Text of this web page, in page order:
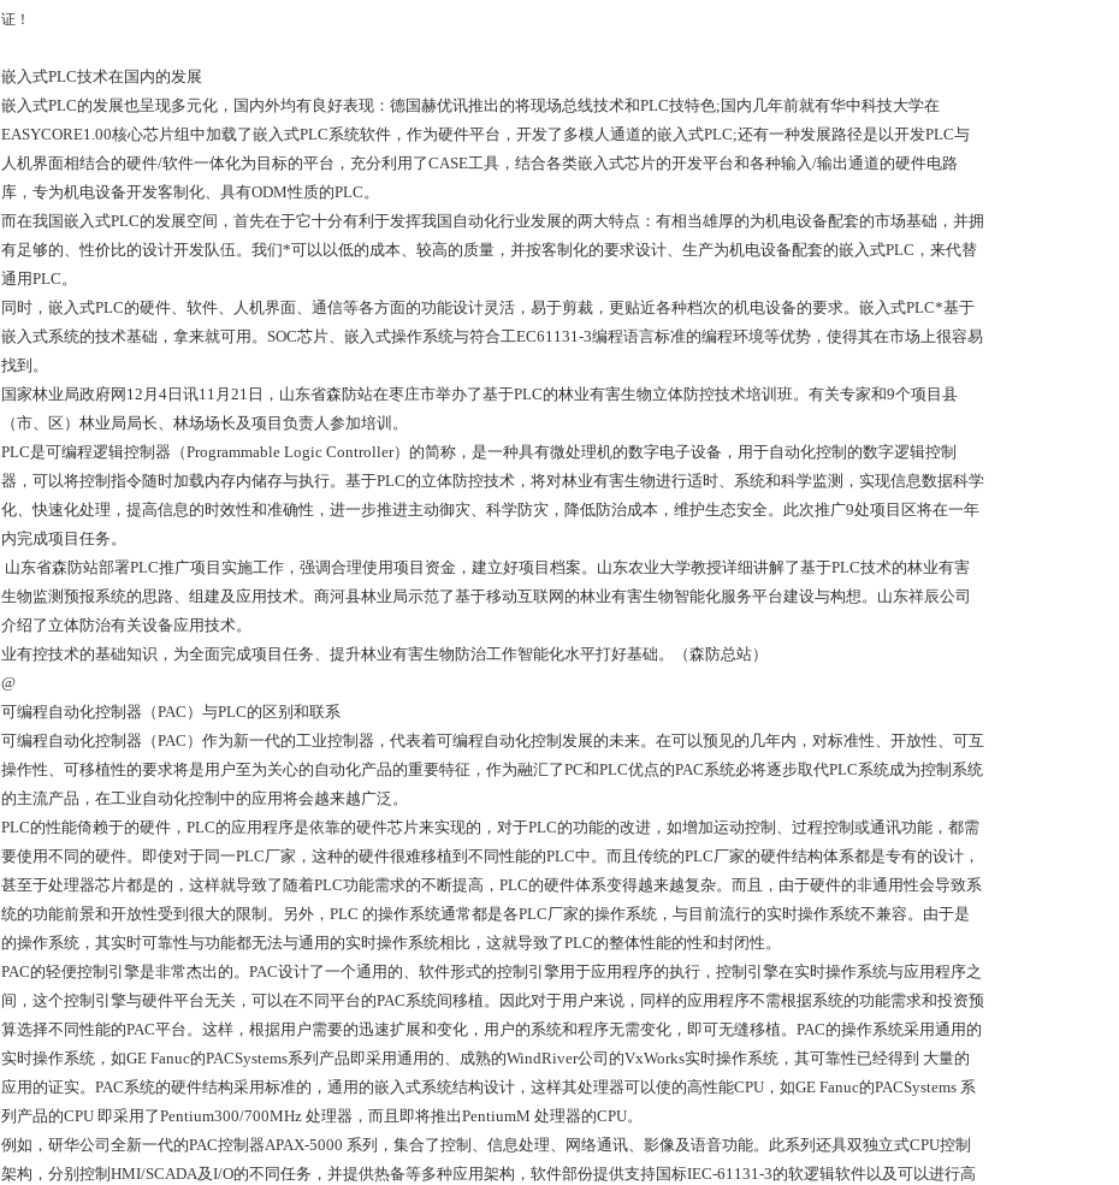
证！
嵌入式PLC技术在国内的发展
嵌入式PLC的发展也呈现多元化，国内外均有良好表现：德国赫优讯推出的将现场总线技术和PLC技特色;国内几年前就有华中科技大学在
EASYCORE1.00核心芯片组中加载了嵌入式PLC系统软件，作为硬件平台，开发了多模人通道的嵌入式PLC;还有一种发展路径是以开发PLC与
人机界面相结合的硬件/软件一体化为目标的平台，充分利用了CASE工具，结合各类嵌入式芯片的开发平台和各种输入/输出通道的硬件电路
库，专为机电设备开发客制化、具有ODM性质的PLC。
而在我国嵌入式PLC的发展空间，首先在于它十分有利于发挥我国自动化行业发展的两大特点：有相当雄厚的为机电设备配套的市场基础，并拥
有足够的、性价比的设计开发队伍。我们*可以以低的成本、较高的质量，并按客制化的要求设计、生产为机电设备配套的嵌入式PLC，来代替
通用PLC。
同时，嵌入式PLC的硬件、软件、人机界面、通信等各方面的功能设计灵活，易于剪裁，更贴近各种档次的机电设备的要求。嵌入式PLC*基于
嵌入式系统的技术基础，拿来就可用。SOC芯片、嵌入式操作系统与符合工EC61131-3编程语言标准的编程环境等优势，使得其在市场上很容易
找到。
国家林业局政府网12月4日讯11月21日，山东省森防站在枣庄市举办了基于PLC的林业有害生物立体防控技术培训班。有关专家和9个项目县
（市、区）林业局局长、林场场长及项目负责人参加培训。
PLC是可编程逻辑控制器（Programmable Logic Controller）的简称，是一种具有微处理机的数字电子设备，用于自动化控制的数字逻辑控制
器，可以将控制指令随时加载内存内储存与执行。基于PLC的立体防控技术，将对林业有害生物进行适时、系统和科学监测，实现信息数据科学
化、快速化处理，提高信息的时效性和准确性，进一步推进主动御灾、科学防灾，降低防治成本，维护生态安全。此次推广9处项目区将在一年
内完成项目任务。
山东省森防站部署PLC推广项目实施工作，强调合理使用项目资金，建立好项目档案。山东农业大学教授详细讲解了基于PLC技术的林业有害
生物监测预报系统的思路、组建及应用技术。商河县林业局示范了基于移动互联网的林业有害生物智能化服务平台建设与构想。山东祥辰公司
介绍了立体防治有关设备应用技术。
业有控技术的基础知识，为全面完成项目任务、提升林业有害生物防治工作智能化水平打好基础。（森防总站）
@
可编程自动化控制器（PAC）与PLC的区别和联系
可编程自动化控制器（PAC）作为新一代的工业控制器，代表着可编程自动化控制发展的未来。在可以预见的几年内，对标准性、开放性、可互
操作性、可移植性的要求将是用户至为关心的自动化产品的重要特征，作为融汇了PC和PLC优点的PAC系统必将逐步取代PLC系统成为控制系统
的主流产品，在工业自动化控制中的应用将会越来越广泛。
PLC的性能倚赖于的硬件，PLC的应用程序是依靠的硬件芯片来实现的，对于PLC的功能的改进，如增加运动控制、过程控制或通讯功能，都需
要使用不同的硬件。即使对于同一PLC厂家，这种的硬件很难移植到不同性能的PLC中。而且传统的PLC厂家的硬件结构体系都是专有的设计，
甚至于处理器芯片都是的，这样就导致了随着PLC功能需求的不断提高，PLC的硬件体系变得越来越复杂。而且，由于硬件的非通用性会导致系
统的功能前景和开放性受到很大的限制。另外，PLC 的操作系统通常都是各PLC厂家的操作系统，与目前流行的实时操作系统不兼容。由于是
的操作系统，其实时可靠性与功能都无法与通用的实时操作系统相比，这就导致了PLC的整体性能的性和封闭性。
PAC的轻便控制引擎是非常杰出的。PAC设计了一个通用的、软件形式的控制引擎用于应用程序的执行，控制引擎在实时操作系统与应用程序之
间，这个控制引擎与硬件平台无关，可以在不同平台的PAC系统间移植。因此对于用户来说，同样的应用程序不需根据系统的功能需求和投资预
算选择不同性能的PAC平台。这样，根据用户需要的迅速扩展和变化，用户的系统和程序无需变化，即可无缝移植。PAC的操作系统采用通用的
实时操作系统，如GE Fanuc的PACSystems系列产品即采用通用的、成熟的WindRiver公司的VxWorks实时操作系统，其可靠性已经得到 大量的
应用的证实。PAC系统的硬件结构采用标准的，通用的嵌入式系统结构设计，这样其处理器可以使的高性能CPU，如GE Fanuc的PACSystems 系
列产品的CPU 即采用了Pentium300/700MHz 处理器，而且即将推出PentiumM 处理器的CPU。
例如，研华公司全新一代的PAC控制器APAX-5000 系列，集合了控制、信息处理、网络通讯、影像及语音功能。此系列还具双独立式CPU控制
架构，分别控制HMI/SCADA及I/O的不同任务，并提供热备等多种应用架构，软件部份提供支持国标IEC-61131-3的软逻辑软件以及可以进行高